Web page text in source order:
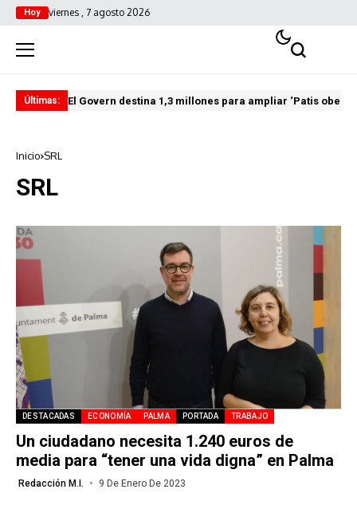
Hoy viernes , 7 agosto 2026
Últimas: El Govern destina 1,3 millones para ampliar ‘Patis
Inicio SRL
SRL
DESTACADAS ECONOMÍA PALMA PORTADA TRABAJO
Un ciudadano necesita 1.240 euros de
media para “tener una vida digna” en Palma
Redacción M.I. 9 De Enero De 2023